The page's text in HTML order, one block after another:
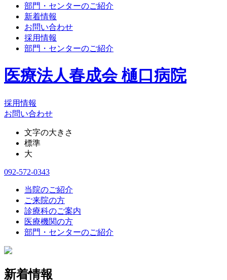
部門・センターのご紹介
新着情報
お問い合わせ
採用情報
部門・センターのご紹介
医療法人春成会 樋口病院
採用情報
お問い合わせ
文字の大きさ
標準
大
092-572-0343
当院のご紹介
ご来院の方
診療科のご案内
医療機関の方
部門・センターのご紹介
新着情報